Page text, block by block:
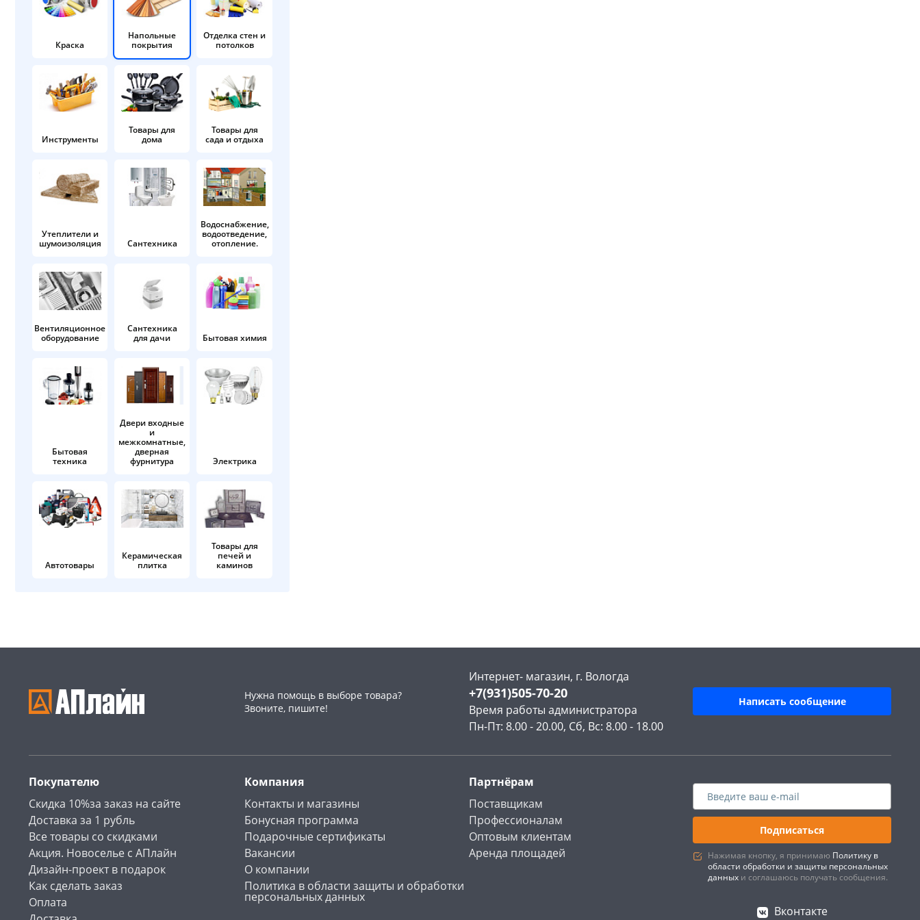
Краска
Напольные
покрытия
Отделка стен и
потолков
Инструменты
Товары для
дома
Товары для
сада и отдыха
Утеплители и
шумоизоляция
Сантехника
Водоснабжение,
водоотведение,
отопление.
Вентиляционное
оборудование
Сантехника
для дачи
Бытовая химия
Бытовая
техника
Двери входные
и
межкомнатные,
дверная
фурнитура
Электрика
Автотовары
Керамическая
плитка
Товары для
печей и
каминов
Нужна помощь в выборе товара?
Звоните, пишите!
Интернет- магазин, г. Вологда
+7(931)505-70-20
Время работы администратора
Пн-Пт: 8.00 - 20.00, Сб, Вс: 8.00 - 18.00
Написать сообщение
Покупателю
Скидка 10%за заказ на сайте
Доставка за 1 рубль
Все товары со скидками
Акция. Новоселье с АПлайн
Дизайн-проект в подарок
Как сделать заказ
Оплата
Компания
Контакты и магазины
Бонусная программа
Подарочные сертификаты
Вакансии
О компании
Политика в области защиты и обработки
персональных данных
Партнёрам
Поставщикам
Профессионалам
Оптовым клиентам
Аренда площадей
Подписаться
Нажимая кнопку, я принимаю Политику в
области обработки и защиты персональных
данных и соглашаюсь получать сообщения.
Вконтакте
раз в 2 недели